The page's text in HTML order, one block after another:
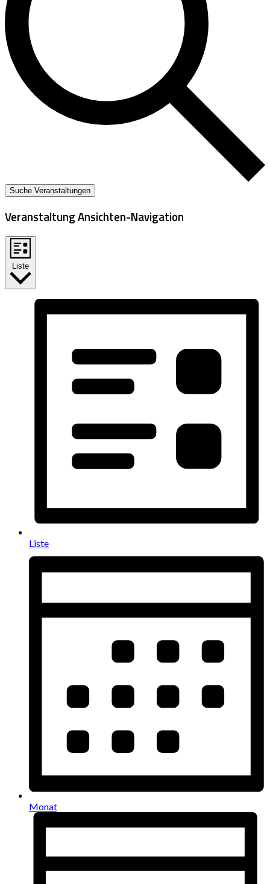
Suche Veranstaltungen
Veranstaltung Ansichten-Navigation
Liste
Liste
Monat